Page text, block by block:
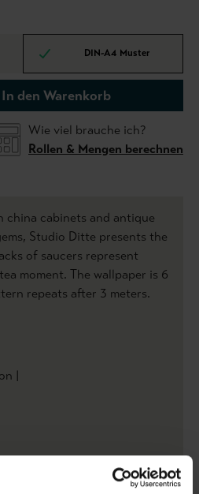
DIN-A4 Muster
In den Warenkorb
Wie viel brauche ich?
Rollen & Mengen berechnen
cabinets and antique
Studio Ditte presents the
of saucers represent
moment. The wallpaper is 6
repeats after 3 meters.
|